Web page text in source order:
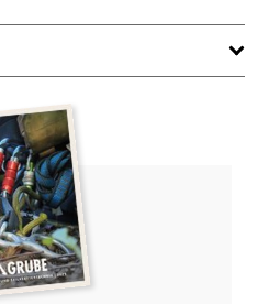
Produkttyp
Amboss-Schere
Herstellung
Made in Germany